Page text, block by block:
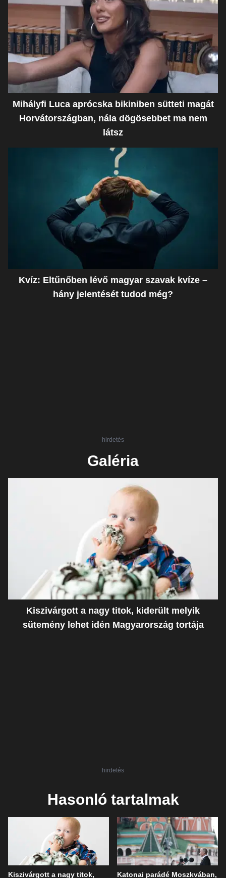
Mihályfi Luca aprócska bikiniben sütteti magát
Horvátországban, nála dögösebbet ma nem
látsz
Kvíz: Eltűnőben lévő magyar szavak kvíze –
hány jelentését tudod még?
hirdetés
Galéria
Kiszivárgott a nagy titok, kiderült melyik
sütemény lehet idén Magyarország tortája
hirdetés
Hasonló tartalmak
Kiszivárgott a nagy titok, Katonai parádé Moszkvában,